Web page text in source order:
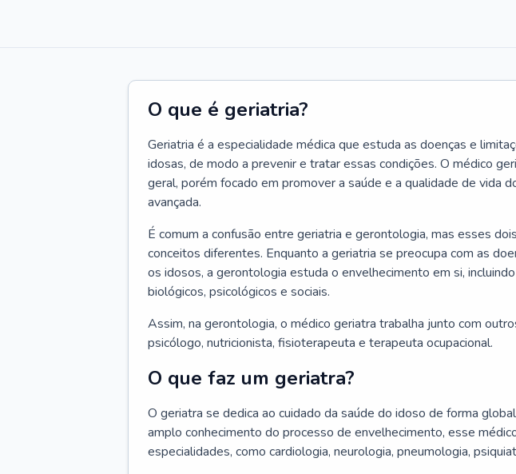
O que é geriatria?
Geriatria é a especialidade médica que estuda as doenças e
idosas, de modo a prevenir e tratar essas condições. O médico
geral, porém focado em promover a saúde e a qualidade de vida
avançada.
É comum a confusão entre geriatria e gerontologia, mas esses
conceitos diferentes. Enquanto a geriatria se preocupa com as
os idosos, a gerontologia estuda o envelhecimento em si,
biológicos, psicológicos e sociais.
Assim, na gerontologia, o médico geriatra trabalha junto com
psicólogo, nutricionista, fisioterapeuta e terapeuta ocupacional.
O que faz um geriatra?
O geriatra se dedica ao cuidado da saúde do idoso de forma
amplo conhecimento do processo de envelhecimento, esse
especialidades, como cardiologia, neurologia, pneumologia,